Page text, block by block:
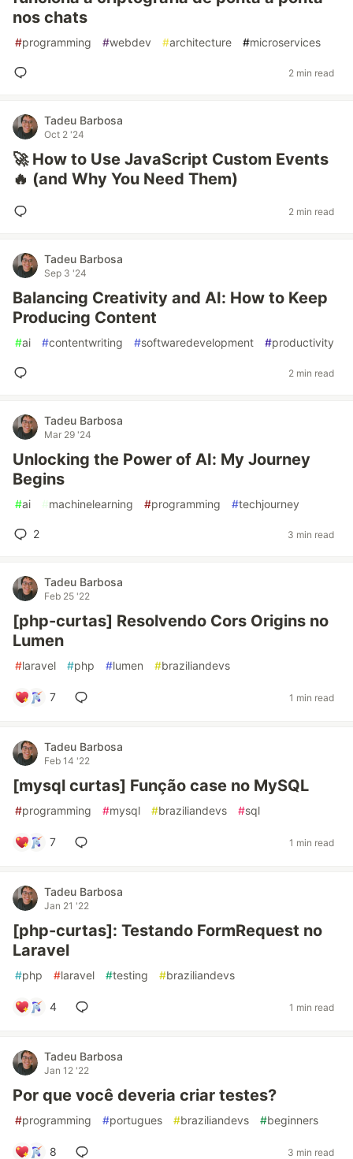
nos chats
#programming #webdev #architecture #microservices
2 min read
Tadeu Barbosa
Oct 2 '24
🚀 How to Use JavaScript Custom Events
🔥 (and Why You Need Them)
2 min read
Tadeu Barbosa
Sep 3 '24
Balancing Creativity and AI: How to Keep
Producing Content
#ai #contentwriting #softwaredevelopment #productivity
2 min read
Tadeu Barbosa
Mar 29 '24
Unlocking the Power of AI: My Journey
Begins
#ai #machinelearning #programming #techjourney
2 3 min read
Tadeu Barbosa
Feb 25 '22
[php-curtas] Resolvendo Cors Origins no
Lumen
#laravel #php #lumen #braziliandevs
7 1 min read
Tadeu Barbosa
Feb 14 '22
[mysql curtas] Função case no MySQL
#programming #mysql #braziliandevs #sql
7 1 min read
Tadeu Barbosa
Jan 21 '22
[php-curtas]: Testando FormRequest no
Laravel
#php #laravel #testing #braziliandevs
4 1 min read
Tadeu Barbosa
Jan 12 '22
Por que você deveria criar testes?
#programming #portugues #braziliandevs #beginners
8 3 min read